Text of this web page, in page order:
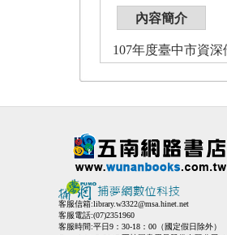
內容簡介
107年度臺中市資
客服信箱:library.w3322@msa.hinet.net
客服電話:(07)2351960
客服時間:平日9：30-18：00（國定假日除外）